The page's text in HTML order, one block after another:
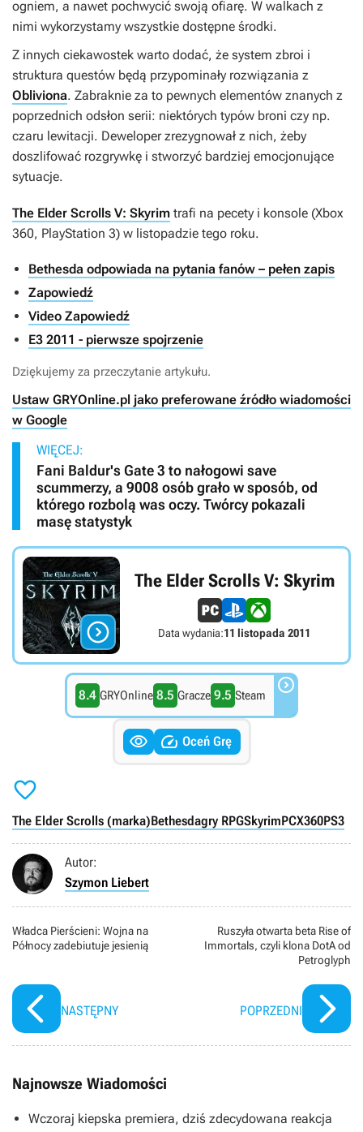
ogniem, a nawet pochwycić swoją ofiarę. W walkach z
nimi wykorzystamy wszystkie dostępne środki.
Z innych ciekawostek warto dodać, że system zbroi i
struktura questów będą przypominały rozwiązania z
Obliviona. Zabraknie za to pewnych elementów znanych z
poprzednich odsłon serii: niektórych typów broni czy np.
czaru lewitacji. Deweloper zrezygnował z nich, żeby
doszlifować rozgrywkę i stworzyć bardziej emocjonujące
sytuacje.
The Elder Scrolls V: Skyrim trafi na pecety i konsole (Xbox
360, PlayStation 3) w listopadzie tego roku.
Bethesda odpowiada na pytania fanów – pełen zapis
Zapowiedź
Video Zapowiedź
E3 2011 - pierwsze spojrzenie
Dziękujemy za przeczytanie artykułu.
Ustaw GRYOnline.pl jako preferowane źródło wiadomości
w Google
WIĘCEJ:
Fani Baldur's Gate 3 to nałogowi save
scummerzy, a 9008 osób grało w sposób, od
którego rozbolą was oczy. Twórcy pokazali
masę statystyk

The Elder Scrolls V: Skyrim
Data wydania:11 listopada 2011
8.4 GRYOnline 8.5 Gracze 9.5 Steam 
  Oceń Grę

The Elder Scrolls (marka)Bethesdagry RPGSkyrimPCX360PS3
Autor:
Szymon Liebert
Władca Pierścieni: Wojna na
Północy zadebiutuje jesienią
NASTĘPNY
Ruszyła otwarta beta Rise of
Immortals, czyli klona DotA od
Petroglyph
POPRZEDNI
Najnowsze Wiadomości
Wczoraj kiepska premiera, dziś zdecydowana reakcja